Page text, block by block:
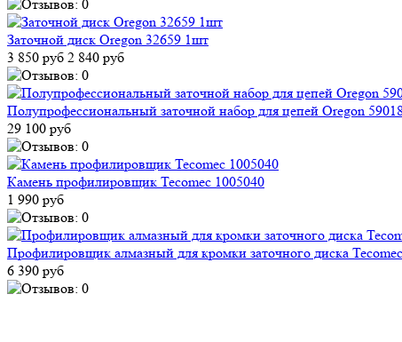
Заточной диск Oregon 32659 1шт
3 850 руб 2 840 руб
Полупрофессиональный заточной набор для цепей Oregon
29 100 руб
Камень профилировщик Tecomec 1005040
1 990 руб
Профилировщик алмазный для кромки заточного диска
6 390 руб